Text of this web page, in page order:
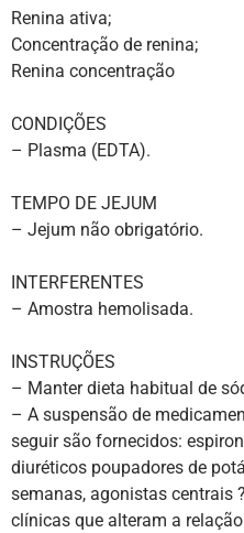
Renina ativa;
Concentração de renina;
Renina concentração
CONDIÇÕES
– Plasma (EDTA).
TEMPO DE JEJUM
– Jejum não obrigatório.
INTERFERENTES
– Amostra hemolisada.
INSTRUÇÕES
– Manter dieta habitual de
– A suspensão de
seguir são fornecidos:
diuréticos poupadores de
semanas, agonistas centrais
clínicas que alteram a